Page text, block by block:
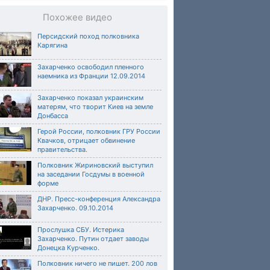
Похожее видео
Персидский поход полковника
Карягина
Захарченко освободил пленного
наемника из Франции 12.09.2014
Захарченко показал украинским
матерям, что творит Киев на земле
Донбасса
Герой России, полковник ГРУ России
Квачков, отрицает обвинение
правительства.
Полковник Жириновский выступил
на заседании Госдумы в военной
форме
ДНР. Пресс-конференция Александра
Захарченко. 09.10.2014
Прослушка СБУ. Истерика
Захарченко. Путин отдает заводы
Донецка Курченко.
Полковник ничего не пишет. 200 лов